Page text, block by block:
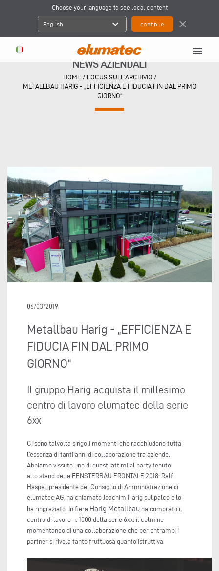
Choose your language to see local content
English expand_more close
menu
NEWS AZIENDALI
HOME / FOCUS SULL'ARCHIVIO /
METALLBAU HARIG - „EFFICIENZA E FIDUCIA FIN DAL PRIMO
GIORNO“
06/03/2019
Metallbau Harig - „EFFICIENZA E
FIDUCIA FIN DAL PRIMO
GIORNO“
Il gruppo Harig acquista il millesimo
centro di lavoro elumatec della serie
6xx
Ci sono talvolta singoli momenti che racchiudono tutta
l’essenza di tanti anni di collaborazione tra aziende.
Abbiamo vissuto uno di questi attimi al party tenuto
allo stand della FENSTERBAU FRONTALE 2018: Ralf
Haspel, presidente del Consiglio di Amministrazione di
elumatec AG, ha chiamato Joachim Harig sul palco e lo
ha ringraziato. In fiera Harig Metallbau ha comprato il
centro di lavoro n. 1000 della serie 6xx: il culmine
momentaneo di una collaborazione che per entrambi i
partner si rivela tanto fruttuosa quanto istruttiva.